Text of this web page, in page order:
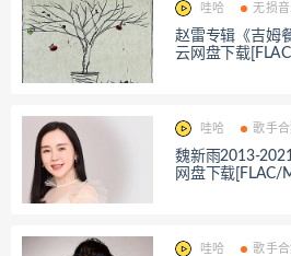
哇哈 无损音
赵雷专辑《吉姆
云网盘下载
哇哈 歌手
魏新雨2013-
网盘下载[FLAC/
哇哈 歌手